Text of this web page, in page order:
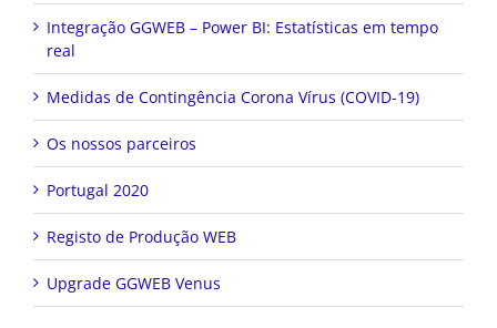
Integração GGWEB – Power BI: Estatísticas em tempo
real
Medidas de Contingência Corona Vírus (COVID-19)
Os nossos parceiros
Portugal 2020
Registo de Produção WEB
Upgrade GGWEB Venus